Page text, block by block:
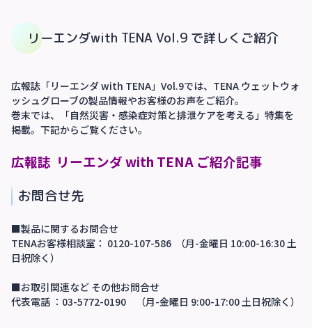
リーエンダwith TENA Vol.9 で詳しくご紹介
広報誌「リーエンダ with TENA」Vol.9では、TENA ウェットウォ
ッシュグローブの製品情報やお客様のお声をご紹介。
巻末では、「自然災害・感染症対策と排泄ケアを考える」特集を
掲載。下記からご覧ください。
広報誌 リーエンダ with TENA ご紹介記事
お問合せ先
■製品に関するお問合せ
TENAお客様相談室： 0120-107-586 （月-金曜日 10:00-16:30 土
日祝除く）
■お取引関連など その他お問合せ
代表電話 ：03-5772-0190 （月-金曜日 9:00-17:00 土日祝除く）